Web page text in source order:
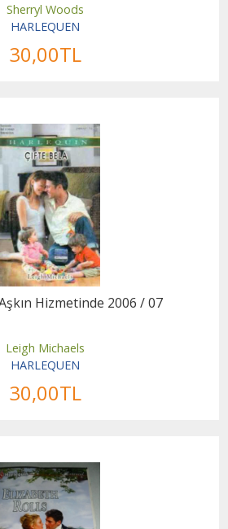
Sherryl Woods
HARLEQUEN
30,00TL
Hizmetinde 2006 / 07
Leigh Michaels
HARLEQUEN
30,00TL